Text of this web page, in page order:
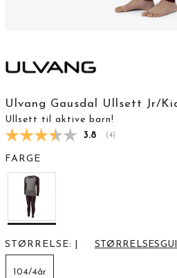
Ulvang Gausdal Ullsett Jr/
Ullsett til aktive barn!
3.8 (stemmer:
4)
FARGE
STØRRELSE:
104/4år